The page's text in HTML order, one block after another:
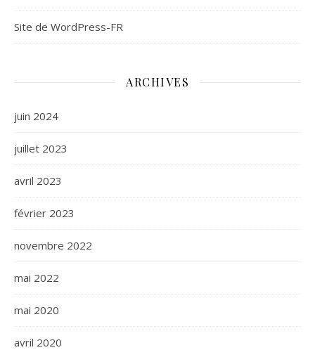
Site de WordPress-FR
ARCHIVES
juin 2024
juillet 2023
avril 2023
février 2023
novembre 2022
mai 2022
mai 2020
avril 2020